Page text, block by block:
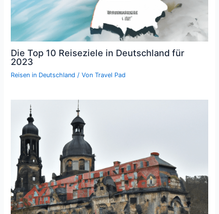
Die Top 10 Reiseziele in Deutschland für
2023
Reisen in Deutschland / VonTravel Pad